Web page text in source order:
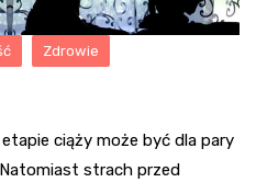
Zdrowie
ciąży może być dla pary
strach przed